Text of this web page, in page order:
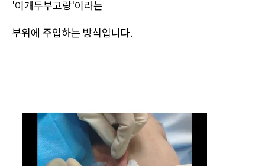
'이개두부고랑'이라는
부위에 주입하는 방식입니다.